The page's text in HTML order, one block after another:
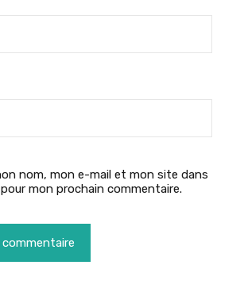
nom, mon e-mail et mon site dans
mon prochain commentaire.